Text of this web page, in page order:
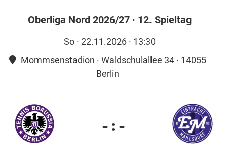
Oberliga Nord 2026/27 · 12. Spieltag
So · 22.11.2026 · 13:30
Mommsenstadion · Waldschulallee 34 · 14055
Berlin
- : -